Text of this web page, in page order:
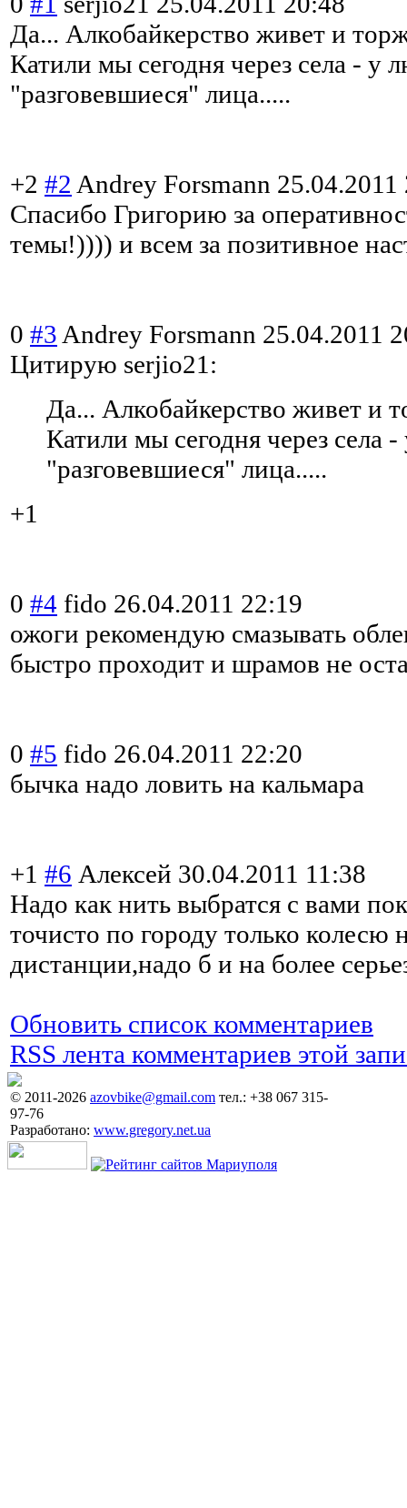
Да... Алкобайкерство живет и
Катили мы сегодня через села - у
"разговевшиеся" лица.....
+2 #2 Andrey Forsmann 25.04.2011
Спасибо Григорию за
темы!)))) и всем за позитивное
0 #3 Andrey Forsmann 25.04.2011
Цитирую serjio21:
Да... Алкобайкерство живет и
Катили мы сегодня через села
"разговевшиеся" лица.....
+1
0 #4 fido 26.04.2011 22:19
ожоги рекомендую смазывать
быстро проходит и шрамов не
0 #5 fido 26.04.2011 22:20
бычка надо ловить на кальмара
+1 #6 Алексей 30.04.2011 11:38
Надо как нить выбратся с вами
точисто по городу только колесю
дистанции,надо б и на более
Обновить список комментариев
RSS лента комментариев этой
© 2011-2026 azovbike@gmail.com тел.: +38 067 315-
97-76
Разработано: www.gregory.net.ua